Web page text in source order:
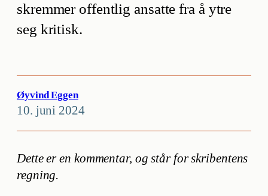
skremmer offentlig ansatte fra å ytre
seg kritisk.
Øyvind Eggen
10. juni 2024
Dette er en kommentar, og står for skribentens
regning.